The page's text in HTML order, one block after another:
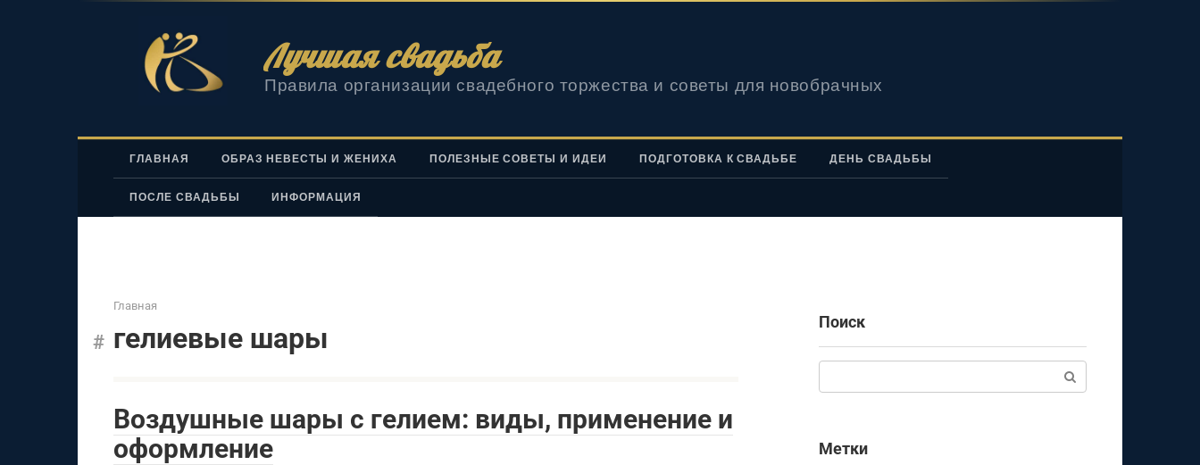
Лучшая свадьба
Правила организации свадебного торжества и советы для новобрачных
ГЛАВНАЯ ОБРАЗ НЕВЕСТЫ И ЖЕНИХА ПОЛЕЗНЫЕ СОВЕТЫ И ИДЕИ ПОДГОТОВКА К СВАДЬБЕ ДЕНЬ СВАДЬБЫ
ПОСЛЕ СВАДЬБЫ ИНФОРМАЦИЯ
Главная
гелиевые шары
Воздушные шары с гелием: виды, применение и
оформление
Поиск
Метки